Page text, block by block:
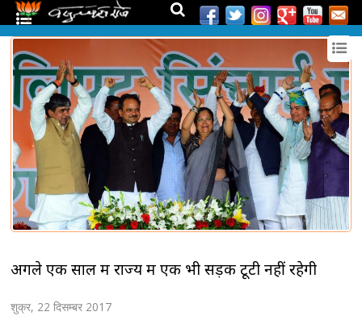
अगले एक साल में राज्य में एक भी सड़क टूटी नहीं रहेगी
शुक्र, 22 दिसम्बर 2017